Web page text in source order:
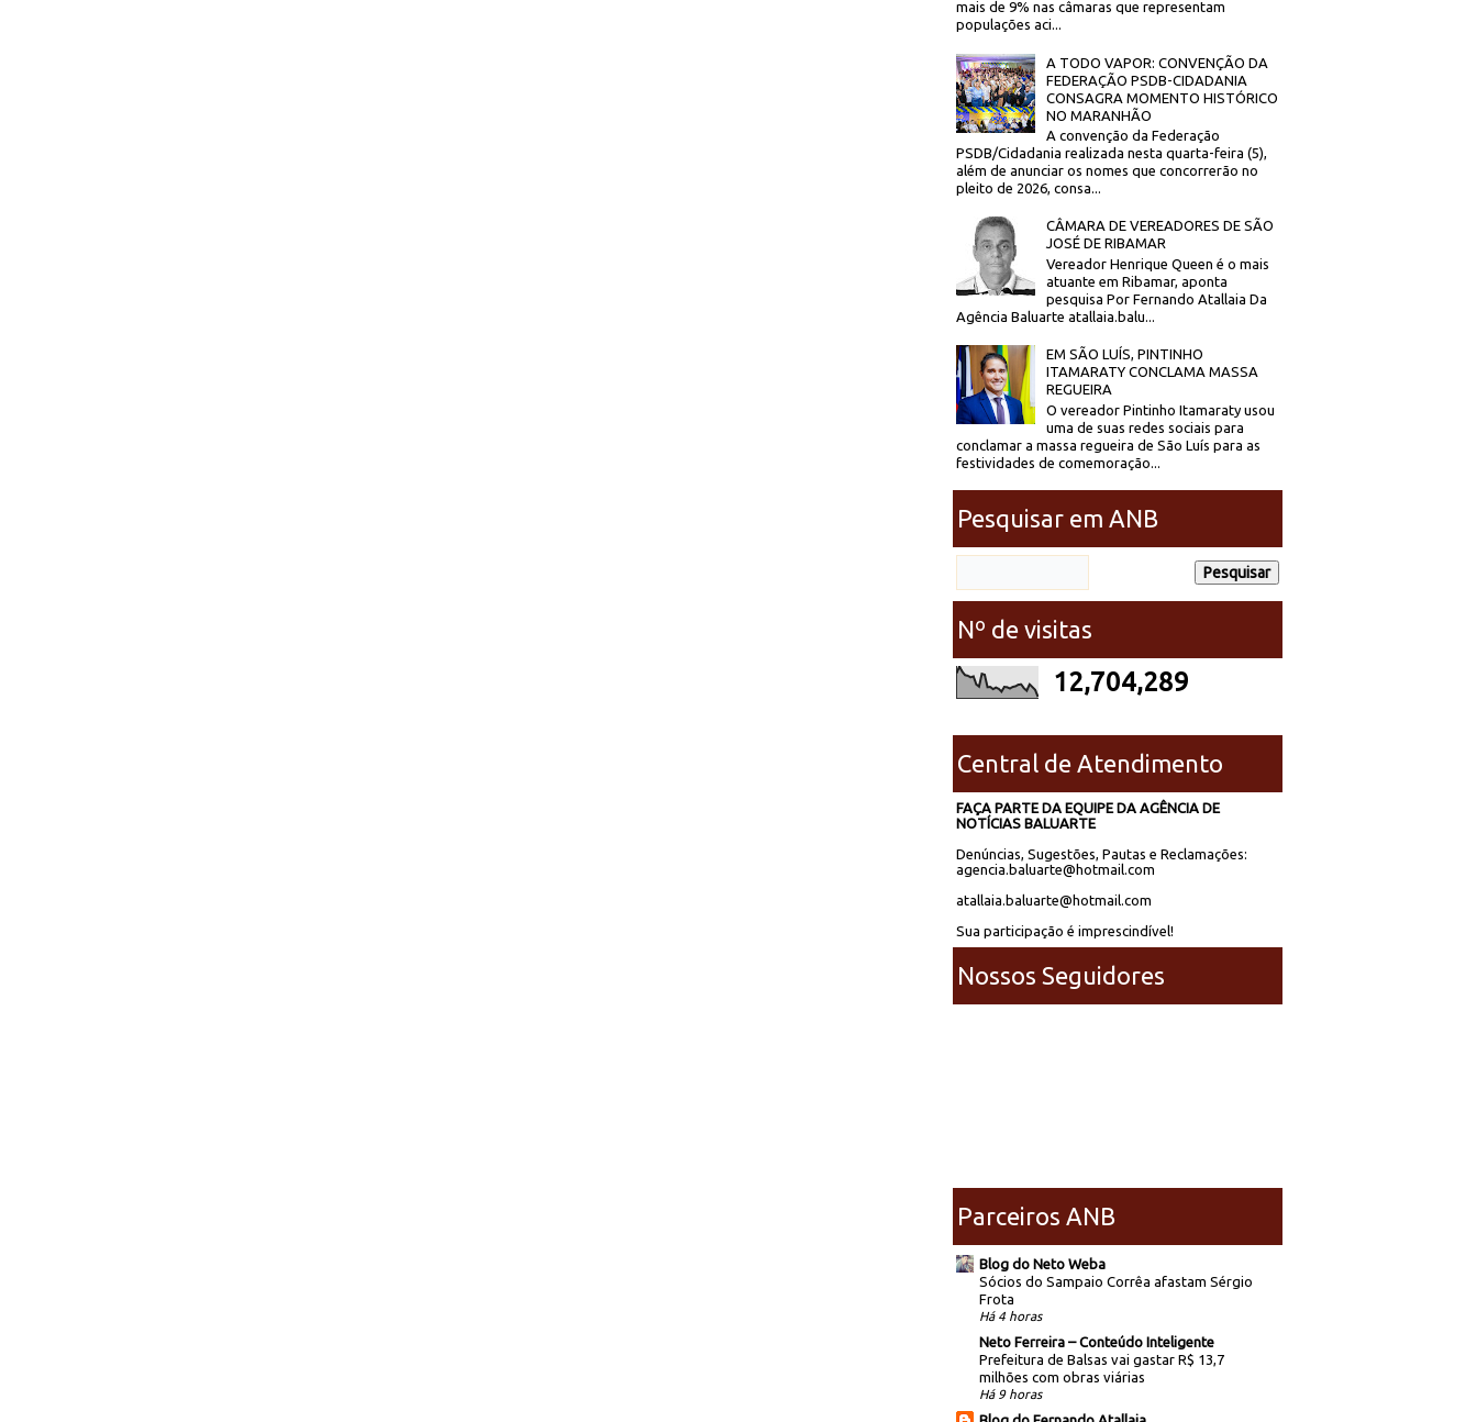
mais de 9% nas câmaras que representam
populações aci...
A TODO VAPOR: CONVENÇÃO DA
FEDERAÇÃO PSDB-CIDADANIA
CONSAGRA MOMENTO HISTÓRICO
NO MARANHÃO
A convenção da Federação
PSDB/Cidadania realizada nesta quarta-feira (5),
além de anunciar os nomes que concorrerão no
pleito de 2026, consa...
CÂMARA DE VEREADORES DE SÃO
JOSÉ DE RIBAMAR
Vereador Henrique Queen é o mais
atuante em Ribamar, aponta
pesquisa Por Fernando Atallaia Da
Agência Baluarte atallaia.balu...
EM SÃO LUÍS, PINTINHO
ITAMARATY CONCLAMA MASSA
REGUEIRA
O vereador Pintinho Itamaraty usou
uma de suas redes sociais para
conclamar a massa regueira de São Luís para as
festividades de comemoração...
Pesquisar em ANB
Nº de visitas
12,704,289
Central de Atendimento
FAÇA PARTE DA EQUIPE DA AGÊNCIA DE
NOTÍCIAS BALUARTE
Denúncias, Sugestões, Pautas e Reclamações:
agencia.baluarte@hotmail.com
atallaia.baluarte@hotmail.com
Sua participação é imprescindível!
Nossos Seguidores
Parceiros ANB
Blog do Neto Weba
Sócios do Sampaio Corrêa afastam Sérgio
Frota
Há 4 horas
Neto Ferreira – Conteúdo Inteligente
Prefeitura de Balsas vai gastar R$ 13,7
milhões com obras viárias
Há 9 horas